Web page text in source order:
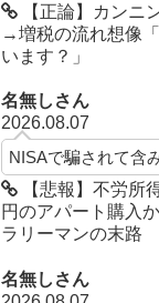
【正論】カンニ
→増税の流れ想像
います？」
名無しさん
2026.08.07
NISAで騙されて含
【悲報】不労所
円のアパート購入
ラリーマンの末路
名無しさん